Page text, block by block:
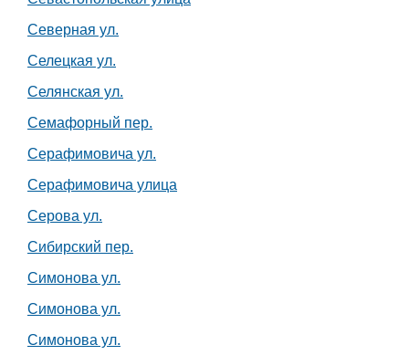
Северная ул.
Селецкая ул.
Селянская ул.
Семафорный пер.
Серафимовича ул.
Серафимовича улица
Серова ул.
Сибирский пер.
Симонова ул.
Симонова ул.
Симонова ул.